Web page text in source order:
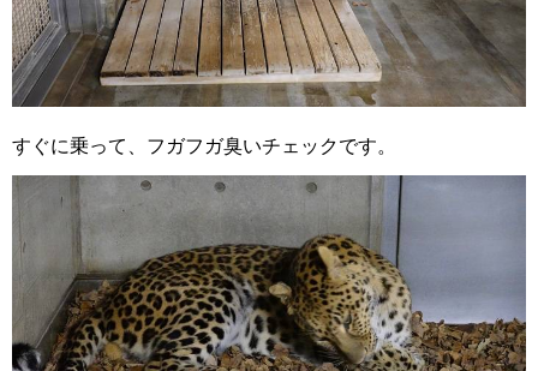
すぐに乗って、フガフガ臭いチェックです。